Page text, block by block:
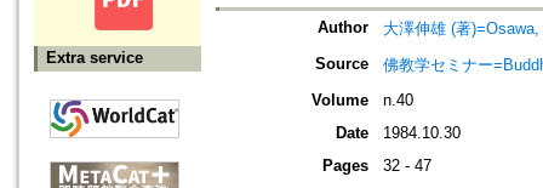
Extra service
Author
大澤伸雄 (著
Source
佛教学セミナー
Volume
n.40
Date
1984.10.30
Pages
32 - 47